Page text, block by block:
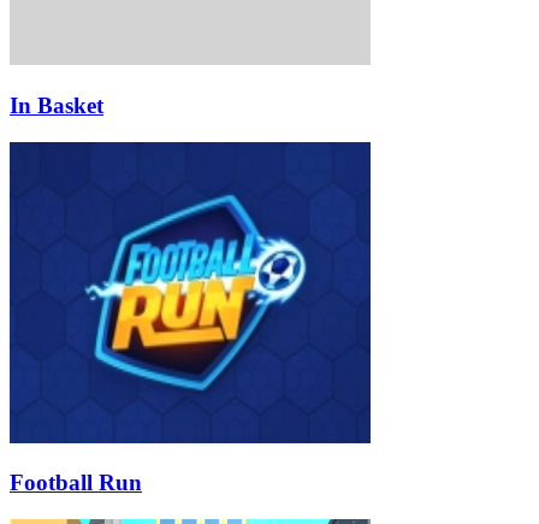
In Basket
Football Run